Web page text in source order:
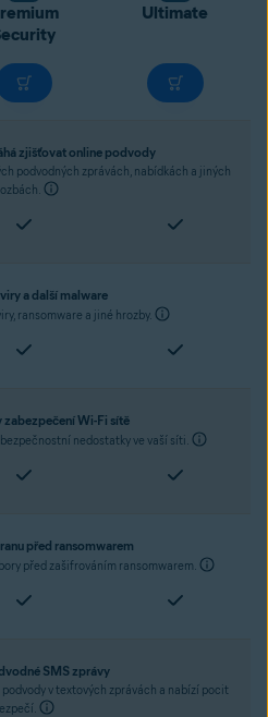
Ultimate
zjišťovat online podvody
podvodných zprávách, nabídkách a jiných
a další malware
ransomware a jiné hrozby.
zabezpečení Wi-Fi sítě
nedostatky ve vaší síti.
před ransomwarem
před zašifrováním ransomwarem.
SMS zprávy
v textových zprávách a nabízí pocit